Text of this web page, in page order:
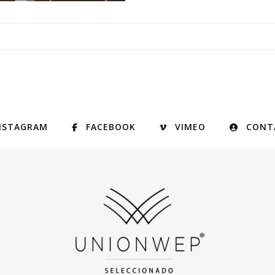
FACEBOOK VIMEO